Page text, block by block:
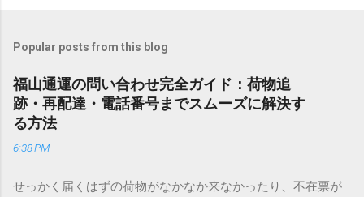
Popular posts from this blog
福山通運の問い合わせ完全ガイド：荷物追
跡・再配達・電話番号までスムーズに解決す
る方法
6:38 PM
せっかく届くはずの荷物がなかなか来なかったり、不在票が